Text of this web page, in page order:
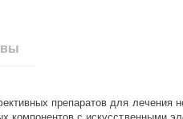
препаратов для лечения